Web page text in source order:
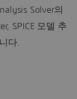
Solver의
SPICE 모델 추
다.